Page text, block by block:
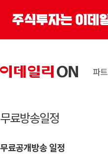
파
무료방송일정
무료공개방송 일정